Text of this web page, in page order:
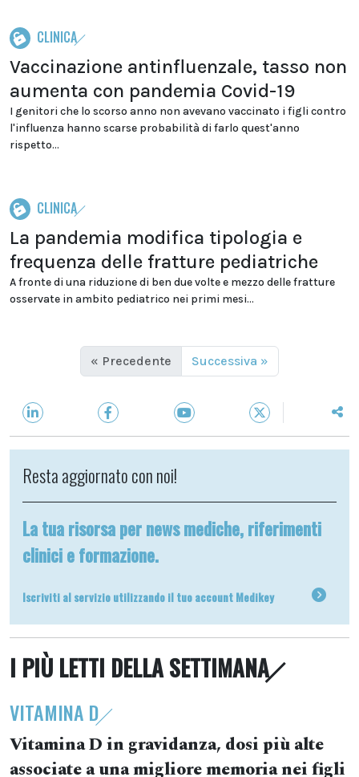
CLINICA
Vaccinazione antinfluenzale, tasso non
aumenta con pandemia Covid-19
I genitori che lo scorso anno non avevano vaccinato i figli contro
l'influenza hanno scarse probabilità di farlo quest'anno
rispetto...
CLINICA
La pandemia modifica tipologia e
frequenza delle fratture pediatriche
A fronte di una riduzione di ben due volte e mezzo delle fratture
osservate in ambito pediatrico nei primi mesi...
« Precedente Successiva »
Resta aggiornato con noi!
La tua risorsa per news mediche, riferimenti
clinici e formazione.
Iscriviti al servizio utilizzando il tuo account Medikey
I PIÙ LETTI DELLA SETTIMANA
VITAMINA D
Vitamina D in gravidanza, dosi più alte
associate a una migliore memoria nei figli